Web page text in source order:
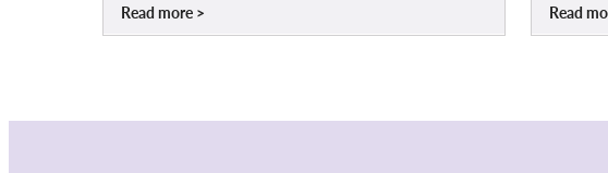
Read more Read